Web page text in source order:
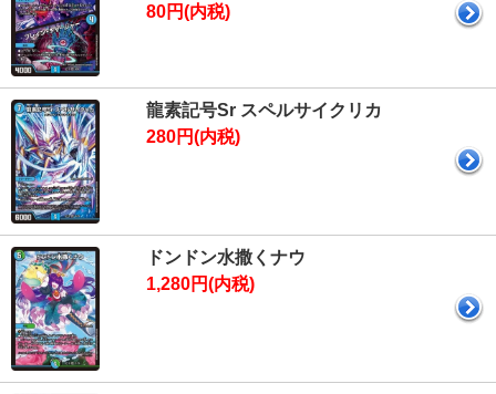
80円(内税)
龍素記号Sr スペルサイクリカ
280円(内税)
ドンドン水撒くナウ
1,280円(内税)